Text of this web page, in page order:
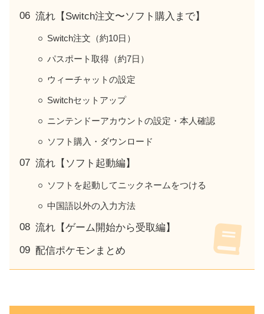
流れ【Switch注文〜ソフト購入まで】
Switch注文（約10日）
パスポート取得（約7日）
ウィーチャットの設定
Switchセットアップ
ニンテンドーアカウントの設定・本人確認
ソフト購入・ダウンロード
流れ【ソフト起動編】
ソフトを起動してニックネームをつける
中国語以外の入力方法
流れ【ゲーム開始から受取編】
配信ポケモンまとめ